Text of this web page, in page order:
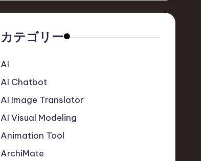
カテゴリー
AI
AI Chatbot
AI Image Translator
AI Visual Modeling
Animation Tool
ArchiMate